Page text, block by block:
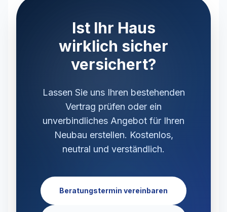
Ist Ihr Haus
wirklich sicher
versichert?
Lassen Sie uns Ihren bestehenden
Vertrag prüfen oder ein
unverbindliches Angebot für Ihren
Neubau erstellen. Kostenlos,
neutral und verständlich.
Beratungstermin vereinbaren